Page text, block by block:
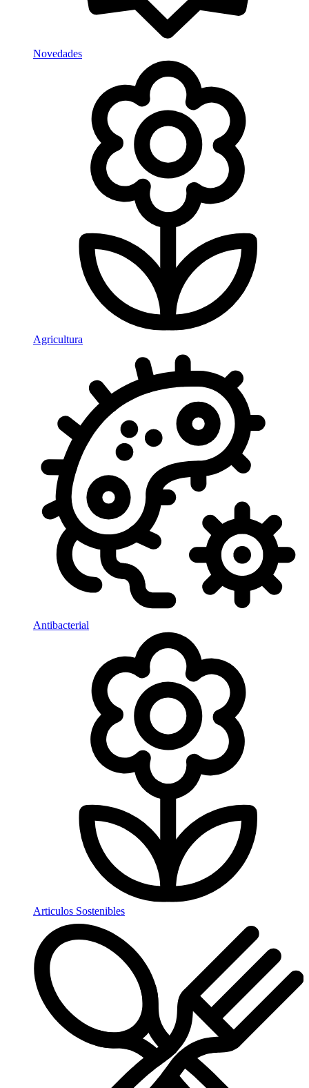
Novedades
Agricultura
Antibacterial
Articulos Sostenibles